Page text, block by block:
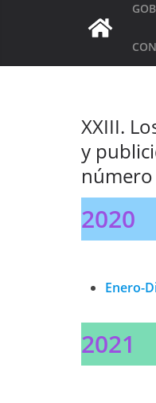
XXIII.
y
2020
Enero-
2021